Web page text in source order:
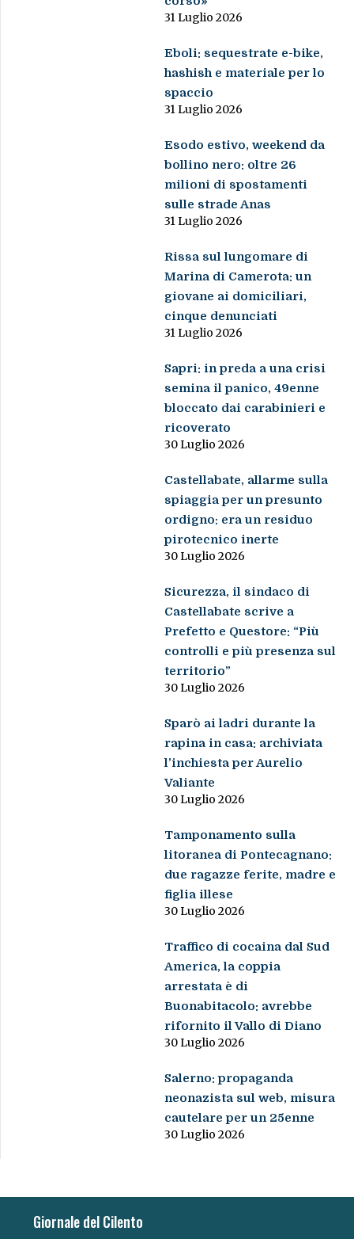
31 Luglio 2026
Eboli: sequestrate e-bike,
hashish e materiale per lo
spaccio
31 Luglio 2026
Esodo estivo, weekend da
bollino nero: oltre 26
milioni di spostamenti
sulle strade Anas
31 Luglio 2026
Rissa sul lungomare di
Marina di Camerota: un
giovane ai domiciliari,
cinque denunciati
31 Luglio 2026
Sapri: in preda a una crisi
semina il panico, 49enne
bloccato dai carabinieri e
ricoverato
30 Luglio 2026
Castellabate, allarme sulla
spiaggia per un presunto
ordigno: era un residuo
pirotecnico inerte
30 Luglio 2026
Sicurezza, il sindaco di
Castellabate scrive a
Prefetto e Questore: “Più
controlli e più presenza sul
territorio”
30 Luglio 2026
Sparò ai ladri durante la
rapina in casa: archiviata
l’inchiesta per Aurelio
Valiante
30 Luglio 2026
Tamponamento sulla
litoranea di Pontecagnano:
due ragazze ferite, madre e
figlia illese
30 Luglio 2026
Traffico di cocaina dal Sud
America, la coppia
arrestata è di
Buonabitacolo: avrebbe
rifornito il Vallo di Diano
30 Luglio 2026
Salerno: propaganda
neonazista sul web, misura
cautelare per un 25enne
30 Luglio 2026
Giornale del Cilento